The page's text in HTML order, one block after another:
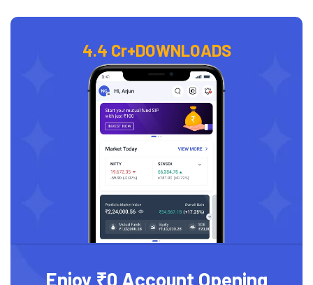
4.4 Cr+DOWNLOADS
Enjoy ₹0 Account Opening